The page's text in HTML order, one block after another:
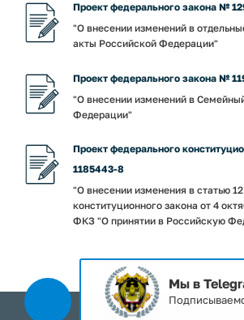
Проект федерального закона №
"О внесении изменений в
акты Российской Федерации"
Проект федерального закона №
"О внесении изменений в
Федерации"
Проект федерального
1185443-8
"О внесении изменения в статью
конституционного закона от 4
ФКЗ "О принятии в Российскую
Мы в